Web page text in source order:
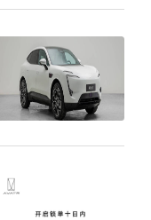
面搭载全球最
理40亿条指
细入微的控
精密的独立控
了法拉利同款
整，每秒千次